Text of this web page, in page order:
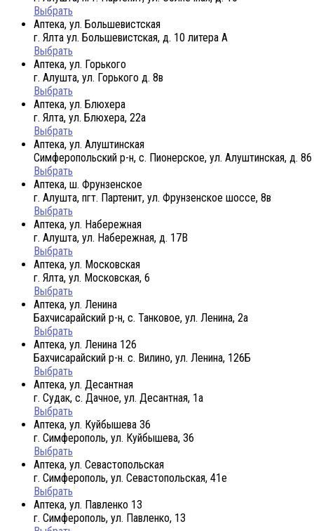
Выбрать
Аптека, ул. Большевистская
г. Ялта ул. Большевистская, д. 10 литера А
Выбрать
Аптека, ул. Горького
г. Алушта, ул. Горького д. 8в
Выбрать
Аптека, ул. Блюхера
г. Ялта, ул. Блюхера, 22а
Выбрать
Аптека, ул. Алуштинская
Симферопольский р-н, с. Пионерское, ул. Алуштинская, д. 86
Выбрать
Аптека, ш. Фрунзенское
г. Алушта, пгт. Партенит, ул. Фрунзенское шоссе, 8в
Выбрать
Аптека, ул. Набережная
г. Алушта, ул. Набережная, д. 17В
Выбрать
Аптека, ул. Московская
г. Ялта, ул. Московская, 6
Выбрать
Аптека, ул. Ленина
Бахчисарайский р-н, с. Танковое, ул. Ленина, 2а
Выбрать
Аптека, ул. Ленина 126
Бахчисарайский р-н. с. Вилино, ул. Ленина, 126Б
Выбрать
Аптека, ул. Десантная
г. Судак, с. Дачное, ул. Десантная, 1а
Выбрать
Аптека, ул. Куйбышева 36
г. Симферополь, ул. Куйбышева, 36
Выбрать
Аптека, ул. Севастопольская
г. Симферополь, ул. Севастопольская, 41е
Выбрать
Аптека, ул. Павленко 13
г. Симферополь, ул. Павленко, 13